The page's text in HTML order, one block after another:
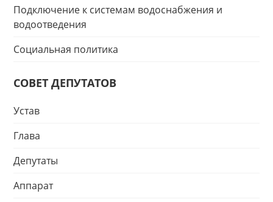
Подключение к системам водоснабжения и
водоотведения
Социальная политика
СОВЕТ ДЕПУТАТОВ
Устав
Глава
Депутаты
Аппарат